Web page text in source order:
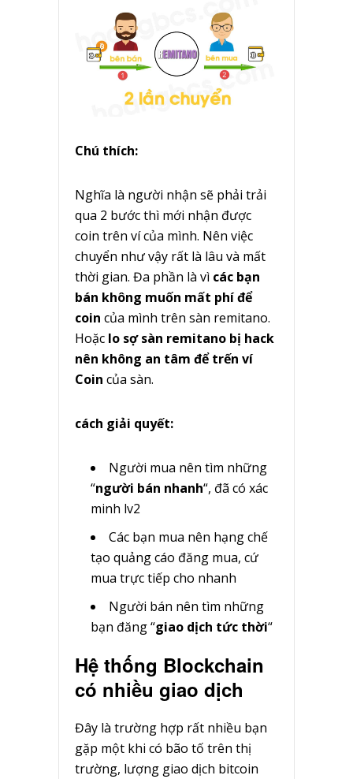
Chú thích:
Nghĩa là người nhận sẽ phải trải
qua 2 bước thì mới nhận được
coin trên ví của mình. Nên việc
chuyển như vậy rất là lâu và mất
thời gian. Đa phần là vì các bạn
bán không muốn mất phí để
coin của mình trên sàn remitano.
Hoặc lo sợ sàn remitano bị hack
nên không an tâm để trến ví
Coin của sàn.
cách giải quyết:
Người mua nên tìm những
“người bán nhanh“, đã có xác
minh lv2
Các bạn mua nên hạng chế
tạo quảng cáo đăng mua, cứ
mua trực tiếp cho nhanh
Người bán nên tìm những
bạn đăng “giao dịch tức thời“
Hệ thống Blockchain
có nhiều giao dịch
Đây là trường hợp rất nhiều bạn
gặp một khi có bão tố trên thị
trường, lượng giao dịch bitcoin